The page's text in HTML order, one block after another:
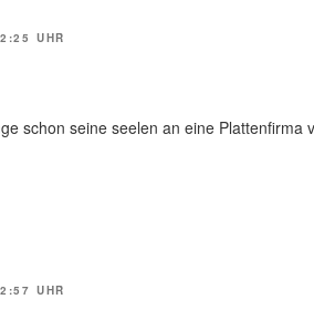
UHR
schon seine seelen an eine
UHR